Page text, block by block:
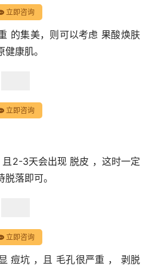
立即咨询
的集美，则可以考虑 果酸焕肤
康肌。
立即咨询
2-3天会出现 脱皮 ，这时一定
落即可。
立即咨询
痘坑 ，且 毛孔很严重 ， 剥脱